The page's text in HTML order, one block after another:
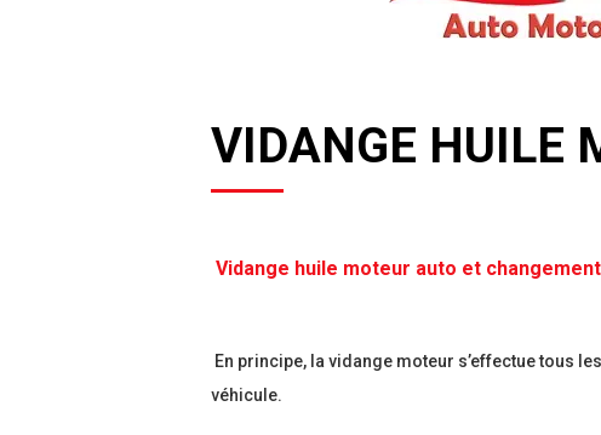
VIDANGE HUILE
Vidange huile moteur auto et
En principe, la vidange moteur s’effectue tous
véhicule.